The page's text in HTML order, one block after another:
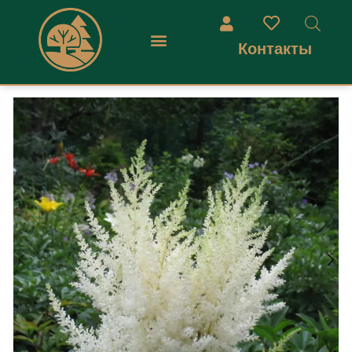
Контакты